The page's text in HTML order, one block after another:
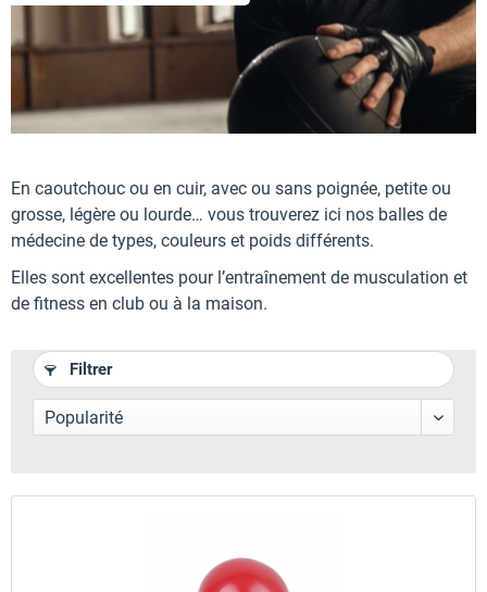
En caoutchouc ou en cuir, avec ou sans poignée, petite ou
grosse, légère ou lourde… vous trouverez ici nos balles de
médecine de types, couleurs et poids différents.
Elles sont excellentes pour l’entraînement de musculation et
de fitness en club ou à la maison.
Filtrer